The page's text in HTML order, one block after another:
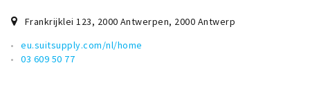
Inloggen
Frankrijklei 123, 2000 Antwerpen, 2000 Antwerp
eu.suitsupply.com/nl/home
03 609 50 77